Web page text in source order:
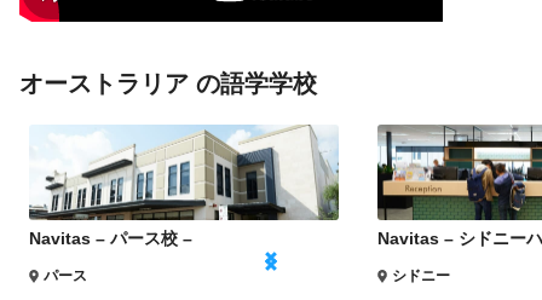
オーストラリア の語学学校
Navitas – パース校 –
パース
Navitas – シドニー
シドニー